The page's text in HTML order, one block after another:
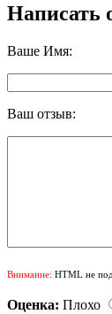
Написать
Ваше Имя:
Ваш отзыв:
Внимание: HTML не
Оценка: Плохо